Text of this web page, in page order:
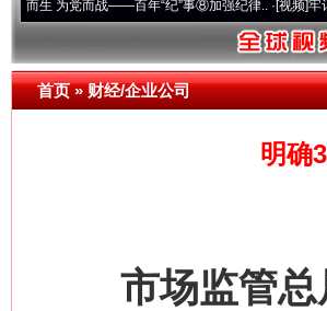
百年“纪”事⑧加强纪律..·[视频]牢记初心使命 奋进复
首页»财经/企业公司
明确
市场监管总